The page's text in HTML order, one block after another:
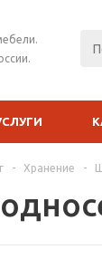
- Хранение -